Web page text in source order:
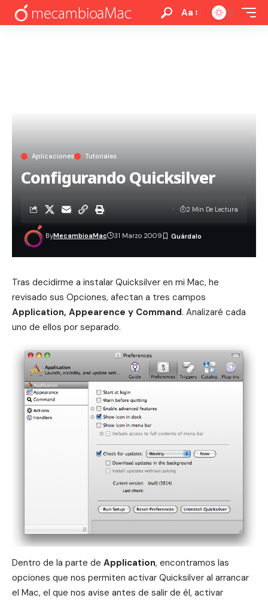
Aa
Aplicaciones Tutoriales
Configurando Quicksilver
ByMecambioaMac 31 Marzo 2009
2 Min De Lectura
Tras decidirme a instalar Quicksilver en mi Mac, he
revisado sus Opciones, afectan a tres campos
Application, Appearence y Command. Analizaré cada
uno de ellos por separado.
Dentro de la parte de Application, encontramos las
opciones que nos permiten activar Quicksilver al arrancar
el Mac, el que nos avise antes de salir de él, activar